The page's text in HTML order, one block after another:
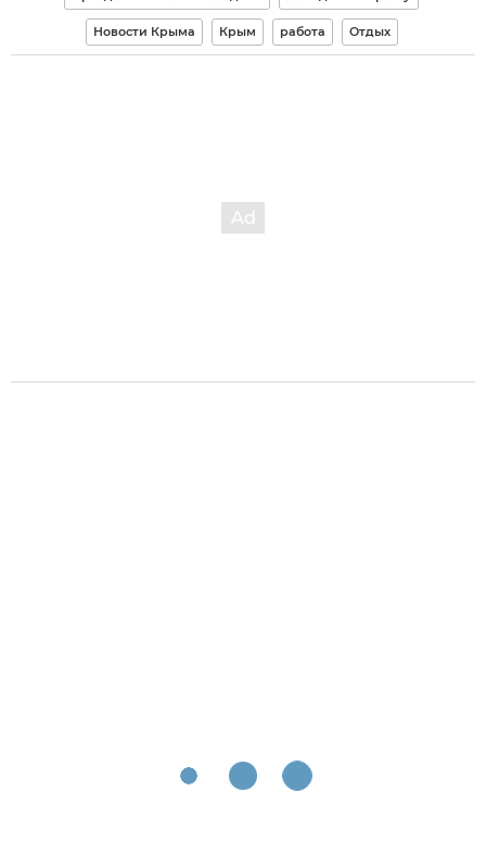
Новости Крыма Крым работа Отдых